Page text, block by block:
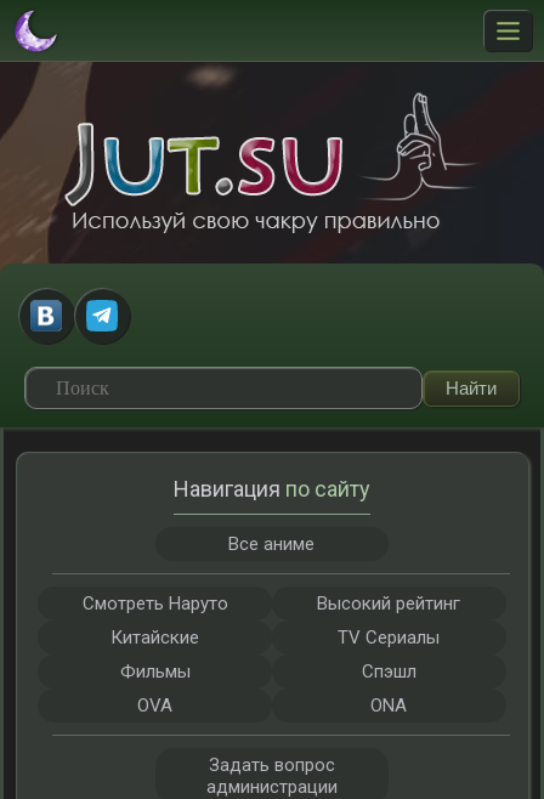
Навигация по сайту
Все аниме
Смотреть Наруто
Высокий рейтинг
Китайские
TV Сериалы
Фильмы
Спэшл
OVA
ONA
Задать вопрос
администрации